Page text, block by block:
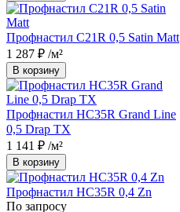
Профнастил С21R 0,5 Satin Matt
1 287 ₽ /м²
В корзину
Профнастил НС35R Grand Line
0,5 Drap TX
1 141 ₽ /м²
В корзину
Профнастил НС35R 0,4 Zn
По запросу